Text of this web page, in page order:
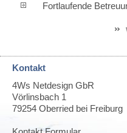
Fortlaufende
Kontakt
4Ws Netdesign GbR
Vörlinsbach 1
79254 Oberried bei Freiburg